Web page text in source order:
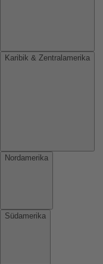
Karibik & Zentralamerika
Nordamerika
Südamerika